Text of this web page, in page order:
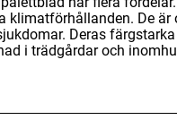
klimatförhållanden. De
Deras
i trädgårdar och